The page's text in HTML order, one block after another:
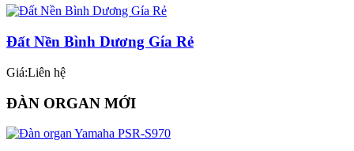
Đất Nền Bình Dương Gía Rẻ
Giá:Liên hệ
ĐÀN ORGAN MỚI